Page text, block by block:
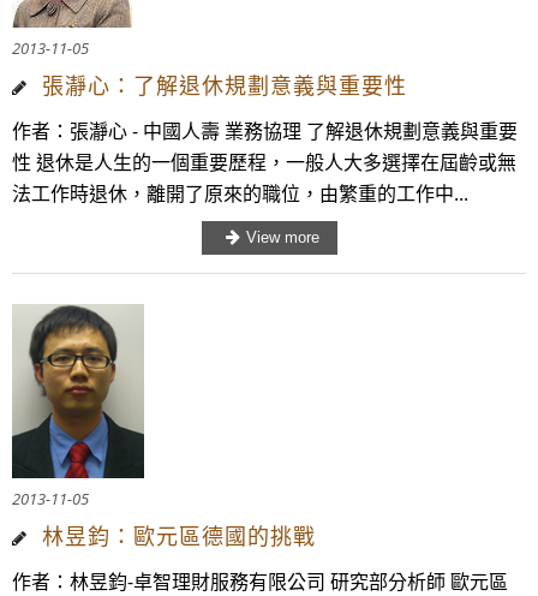
2013-11-05
張瀞心：了解退休規劃意義與重要性
作者：張瀞心 - 中國人壽 業務協理 了解退休規劃意義與重要
性 退休是人生的一個重要歷程，一般人大多選擇在屆齡或無
法工作時退休，離開了原來的職位，由繁重的工作中...
2013-11-05
林昱鈞：歐元區德國的挑戰
作者：林昱鈞-卓智理財服務有限公司 研究部分析師 歐元區